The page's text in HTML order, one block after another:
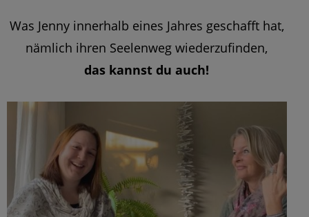
Was Jenny innerhalb eines Jahres geschafft hat,
nämlich ihren Seelenweg wiederzufinden,
das kannst du auch!